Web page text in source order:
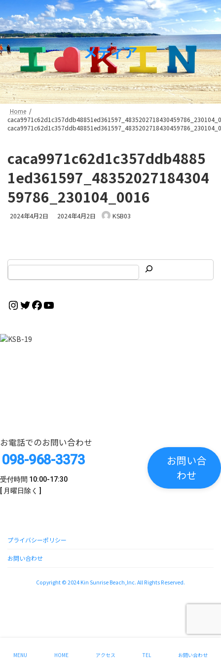
テ
ン
ツ
へ
ス
キ
ッ
プ
ゲ
ー
シ
ョ
ン
に
移
動
メディア
Home
caca9971c62d1c357ddb4885
1ed361597_48352027184304
59786_230104_0016
2024年4月2日
最
時
:
2024年4月2日 KSB03
Instagram
TwitterFacebook
お電話でのお問い合わせ
098-968-3373
受付時間 10:00-17:30
[ 月曜日除く ]
お問い合
わせ
プライバシーポリシー
お問い合わせ
Copyright © 2024 Kin Sunrise Beach,Inc. All Rights Reserved.
MENU HOME アクセス TEL お問い合わせ
instagram